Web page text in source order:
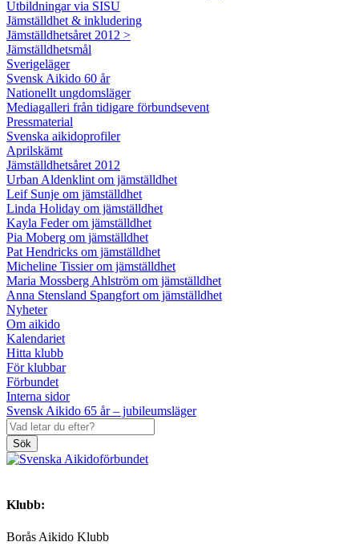
Utbildningar via SISU
Jämställdhet & inkludering
Jämställdhetsåret 2012 >
Jämställdhetsmål
Sverigeläger
Svensk Aikido 60 år
Nationellt ungdomsläger
Mediagalleri från tidigare förbundsevent
Pressmaterial
Svenska aikidoprofiler
Aprilskämt
Jämställdhetsåret 2012
Urban Aldenklint om jämställdhet
Leif Sunje om jämställdhet
Linda Holiday om jämställdhet
Kayla Feder om jämställdhet
Pia Moberg om jämställdhet
Pat Hendricks om jämställdhet
Micheline Tissier om jämställdhet
Maria Mossberg Ahlström om jämställdhet
Anna Stensland Spangfort om jämställdhet
Nyheter
Om aikido
Kalendariet
Hitta klubb
För klubbar
Förbundet
Interna sidor
Svensk Aikido 65 år – jubileumsläger
Sök
Klubb:
Borås Aikido Klubb